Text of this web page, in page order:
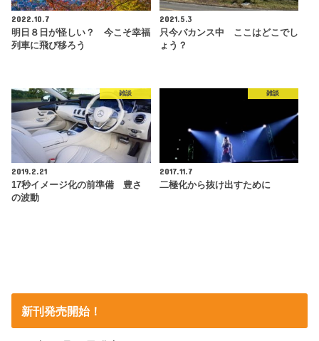
2022.10.7
明日８日が怪しい？ 今こそ幸福
列車に飛び移ろう
2021.5.3
只今バカンス中 ここはどこでし
ょう？
雑談
2019.2.21
17秒イメージ化の前準備 豊さ
の波動
雑談
2017.11.7
二極化から抜け出すために
新刊発売開始！